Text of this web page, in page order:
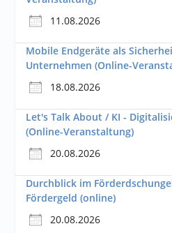
11.08.2026
Mobile Endgeräte als
Unternehmen (Online-
18.08.2026
Let's Talk About / KI -
(Online-Veranstaltung)
20.08.2026
Durchblick im
Fördergeld (online)
20.08.2026